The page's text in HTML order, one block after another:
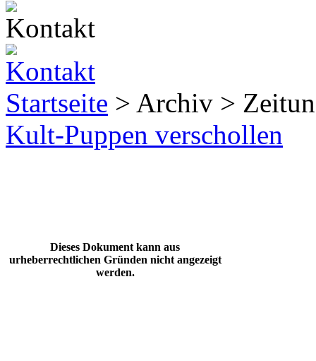
Startseite > Archiv >
Kult-Puppen verschollen
Dieses Dokument kann aus
urheberrechtlichen Gründen nicht angezeigt
werden.